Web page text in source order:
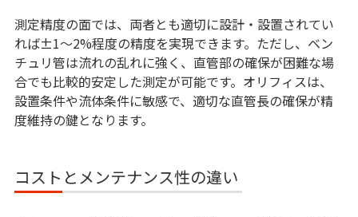
測定精度の面では、両者とも適切に設計・設置されてい
れば±1〜2%程度の精度を実現できます。ただし、ベン
チュリ管は流れの乱れに強く、直管部の確保が困難な場
合でも比較的安定した測定が可能です。オリフィスは、
設置条件や流体条件に敏感で、適切な直管長の確保が精
度維持の鍵となります。
コストとメンテナンス性の違い